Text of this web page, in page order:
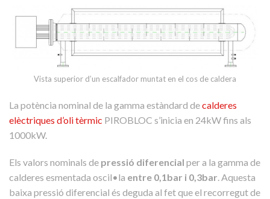
Vista superior d’un escalfador muntat en el cos de caldera
La potència nominal de la gamma estàndard decalderes
elèctriques d’oli tèrmic PIROBLOC s’inicia en 24kW fins als
1000kW.
Els valors nominals de pressió diferencial per a la gamma de
calderes esmentada oscil•la entre 0,1bar i 0,3bar. Aquesta
baixa pressió diferencial és deguda al fet que el recorregut de